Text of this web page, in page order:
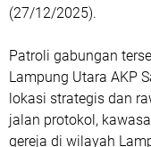
(27/12/2025).
Patroli gabungan
Lampung Utara AKP
lokasi strategis dan
jalan protokol,
gereja di wilayah